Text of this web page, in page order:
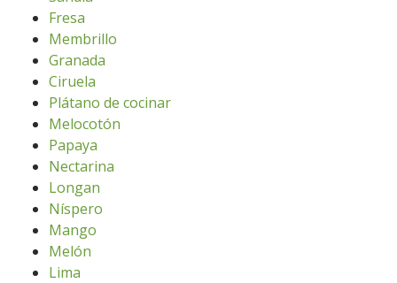
Fresa
Membrillo
Granada
Ciruela
Plátano de cocinar
Melocotón
Papaya
Nectarina
Longan
Níspero
Mango
Melón
Lima